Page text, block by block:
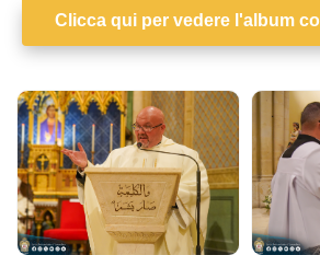
Clicca qui per vedere l'album